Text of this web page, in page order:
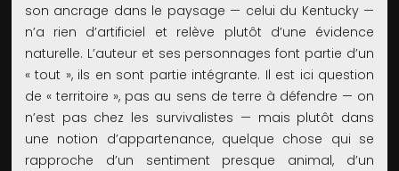
son ancrage dans le paysage — celui du Kentucky —
n’a rien d’artificiel et relève plutôt d’une évidence
naturelle. L’auteur et ses personnages font partie d’un
« tout », ils en sont partie intégrante. Il est ici question
de « territoire », pas au sens de terre à défendre — on
n’est pas chez les survivalistes — mais plutôt dans
une notion d’appartenance, quelque chose qui se
rapproche d’un sentiment presque animal, d’un